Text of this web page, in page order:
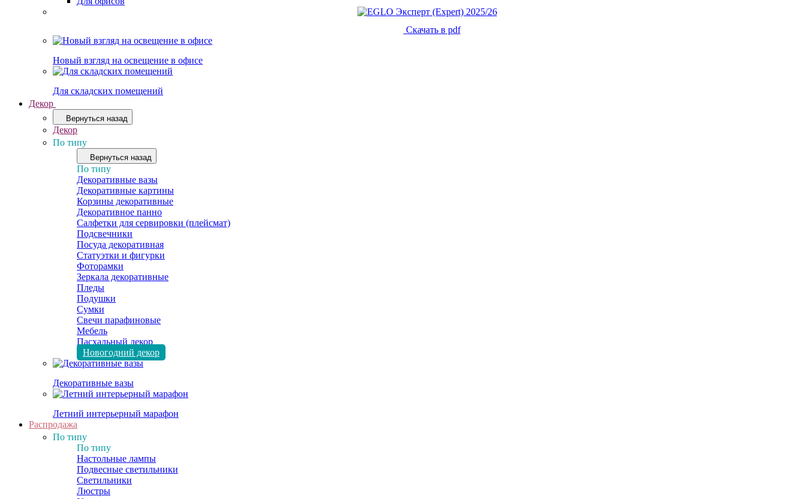
Скачать в pdf
Новый взгляд на освещение в офисе
Для складских помещений
Декор
Вернуться назад
Декор
По типу
Вернуться назад
По типу
Декоративные вазы
Декоративные картины
Корзины декоративные
Декоративное панно
Салфетки для сервировки (плейсмат)
Подсвечники
Посуда декоративная
Статуэтки и фигурки
Фоторамки
Зеркала декоративные
Пледы
Подушки
Сумки
Свечи парафиновые
Мебель
Пасхальный декор
Новогодний декор
Декоративные вазы
Летний интерьерный марафон
Распродажа
По типу
По типу
Настольные лампы
Подвесные светильники
Светильники
Люстры